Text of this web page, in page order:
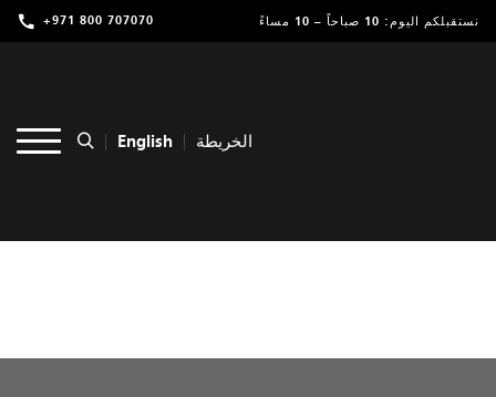
نستقبلكم اليوم: 10 صباحاً – 10 مساءً +971 800 707070 تسوق
الخريطة English